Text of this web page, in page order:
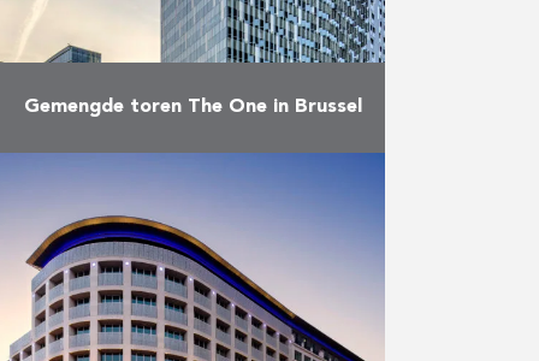
Gemengde toren The One in Brussel
projectontwikkelaar Atenor en is
het eerste gebouw dat werd
opgetrokken in het kader van het
Stadsproject …
Meer